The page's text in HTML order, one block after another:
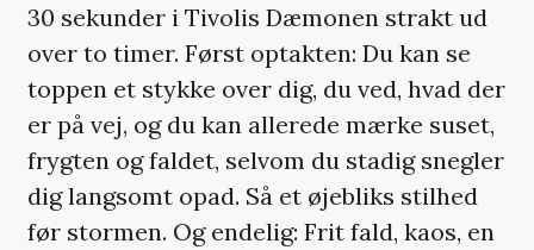
30 sekunder i Tivolis Dæmonen strakt ud
over to timer. Først optakten: Du kan se
toppen et stykke over dig, du ved, hvad der
er på vej, og du kan allerede mærke suset,
frygten og faldet, selvom du stadig snegler
dig langsomt opad. Så et øjebliks stilhed
før stormen. Og endelig: Frit fald, kaos, en